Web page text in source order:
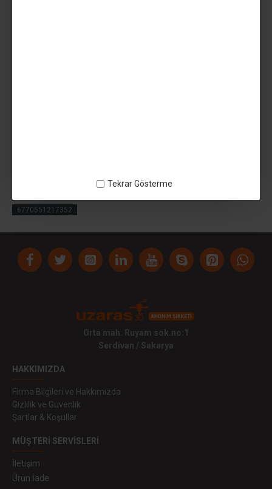
Tekrar Gösterme
UZARAS ™ 1.75mm TPU 70D Shore Kehribar Filament 1000 gr UV
6770551217352
Orta mah. Ruyam sok.no:1
Serdivan / Sakarya
HAKKIMIZDA
Firma Bilgileri ve Hakkımızda
Gizlilik ve Güvenlik
Şartlar & Koşullar
MÜŞTERI SERVISLERI
İletişim
Ürün İade